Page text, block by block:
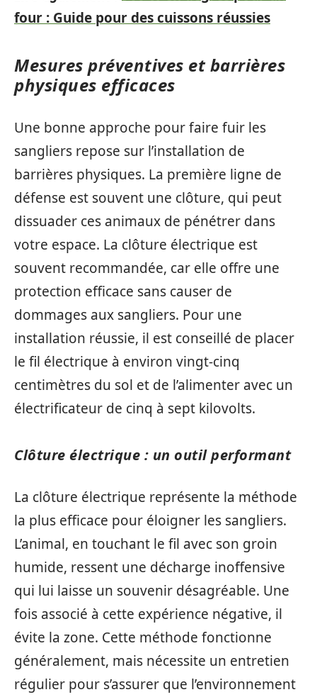
four : Guide pour des cuissons réussies
Mesures préventives et barrières
physiques efficaces
Une bonne approche pour faire fuir les
sangliers repose sur l’installation de
barrières physiques. La première ligne de
défense est souvent une clôture, qui peut
dissuader ces animaux de pénétrer dans
votre espace. La clôture électrique est
souvent recommandée, car elle offre une
protection efficace sans causer de
dommages aux sangliers. Pour une
installation réussie, il est conseillé de placer
le fil électrique à environ vingt-cinq
centimètres du sol et de l’alimenter avec un
électrificateur de cinq à sept kilovolts.
Clôture électrique : un outil performant
La clôture électrique représente la méthode
la plus efficace pour éloigner les sangliers.
L’animal, en touchant le fil avec son groin
humide, ressent une décharge inoffensive
qui lui laisse un souvenir désagréable. Une
fois associé à cette expérience négative, il
évite la zone. Cette méthode fonctionne
généralement, mais nécessite un entretien
régulier pour s’assurer que l’environnement